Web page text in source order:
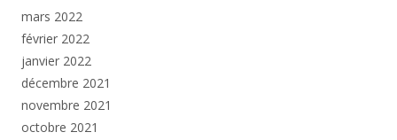
mars 2022
février 2022
janvier 2022
décembre 2021
novembre 2021
octobre 2021